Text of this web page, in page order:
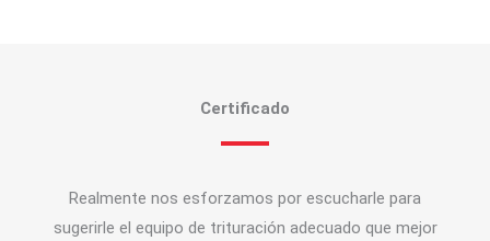
Certificado
Realmente nos esforzamos por escucharle para
sugerirle el equipo de trituración adecuado que mejor